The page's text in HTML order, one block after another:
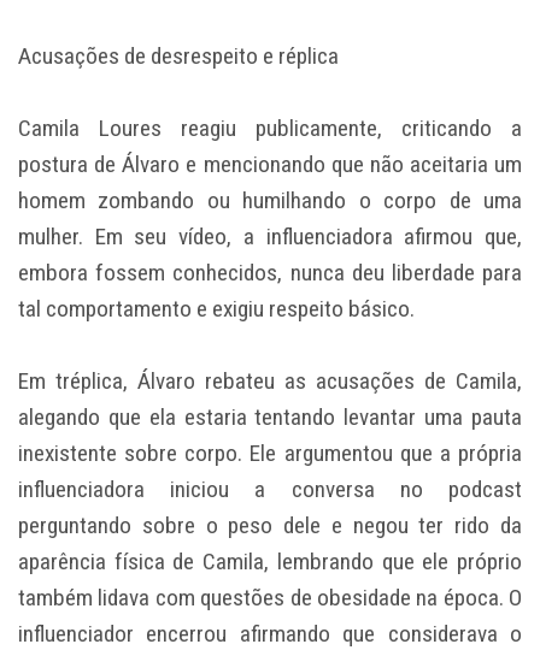
Acusações de desrespeito e réplica
Camila Loures reagiu publicamente, criticando a
postura de Álvaro e mencionando que não aceitaria um
homem zombando ou humilhando o corpo de uma
mulher. Em seu vídeo, a influenciadora afirmou que,
embora fossem conhecidos, nunca deu liberdade para
tal comportamento e exigiu respeito básico.
Em tréplica, Álvaro rebateu as acusações de Camila,
alegando que ela estaria tentando levantar uma pauta
inexistente sobre corpo. Ele argumentou que a própria
influenciadora iniciou a conversa no podcast
perguntando sobre o peso dele e negou ter rido da
aparência física de Camila, lembrando que ele próprio
também lidava com questões de obesidade na época. O
influenciador encerrou afirmando que considerava o